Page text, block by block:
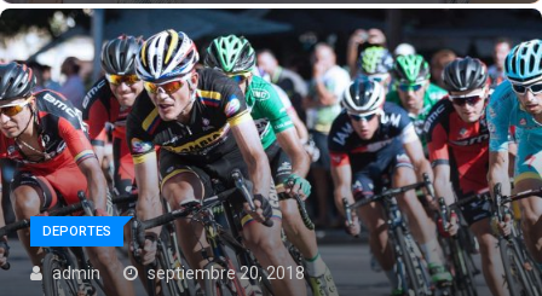
DEPORTES
admin septiembre 20, 2018